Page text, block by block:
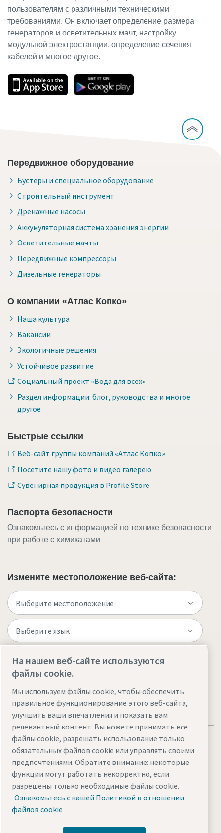
пользователям с различными техническими
требованиями. Он включает определение размера
генераторов и осветительных мачт, настройку
модульной электростанции, определение сечения
кабелей и многое другое.
Передвижное оборудование
Бустеры и специальное оборудование
Строительный инструмент
Дренажные насосы
Аккумуляторная система хранения энергии
Осветительные мачты
Передвижные компрессоры
Дизельные генераторы
О компании «Атлас Копко»
Наша культура
Вакансии
Экологичные решения
Устойчивое развитие
Социальный проект «Вода для всех»
Раздел информации: блог, руководства и многое
другое
Быстрые ссылки
Веб-сайт группы компаний «Атлас Копко»
Посетите нашу фото и видео галерею
Сувенирная продукция в Profile Store
Паспорта безопасности
Ознакомьтесь с информацией по технике безопасности
при работе с химикатами
Измените местоположение веб-сайта:
Посетите веб-сайт
Правовые положения и уведомления о
конфиденциальности
Управление файлами cookieДоступКарта сайта
На нашем веб-сайте используются
файлы cookie.
Мы используем файлы cookie, чтобы обеспечить
правильное функционирование этого веб-сайта,
улучшить ваши впечатления и показать вам
релевантный контент. Вы можете принимать все
файлы cookie, разрешать использование только
обязательных файлов cookie или управлять своими
предпочтениями. Обратите внимание: некоторые
функции могут работать некорректно, если
разрешены только необходимые файлы cookie.
Ознакомьтесь с нашей Политикой в отношении
файлов cookie